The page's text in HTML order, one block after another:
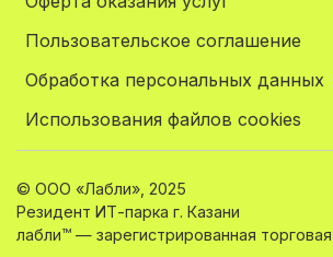
Пользовательское соглашение
Обработка персональных данных
Использования файлов cookies
© ООО «Лабли», 2025
Резидент ИТ-парка г. Казани
лабли™ — зарегистрированная